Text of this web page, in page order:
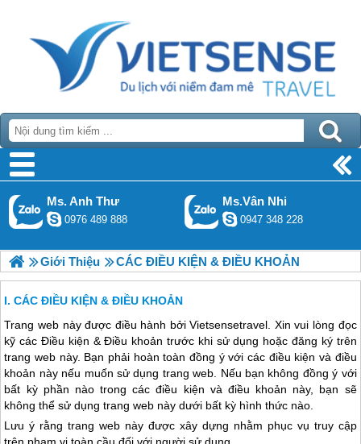
Ms. Anh Thư
0976 489 888
Ms.Vân Nhi
0947 348 228
Giới Thiệu CÁC ĐIỀU KIỆN & ĐIỀU KHOẢN
CÁC ĐIỀU KIỆN & ĐIỀU KHOẢN
Trang web này được điều hành bởi Vietsensetravel. Xin vui lòng đọc
kỹ các Điều kiện & Điều khoản trước khi sử dụng hoặc đăng ký trên
trang web này. Bạn phải hoàn toàn đồng ý với các điều kiện và điều
khoản này nếu muốn sử dụng trang web. Nếu bạn không đồng ý với
bất kỳ phần nào trong các điều kiện và điều khoản này, bạn sẽ
không thể sử dụng trang web này dưới bất kỳ hình thức nào.
Lưu ý rằng trang web này được xây dựng nhằm phục vụ truy cập